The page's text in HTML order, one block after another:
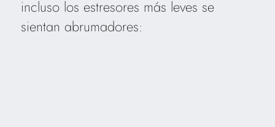
incluso los estresores más leves se
sientan abrumadores: